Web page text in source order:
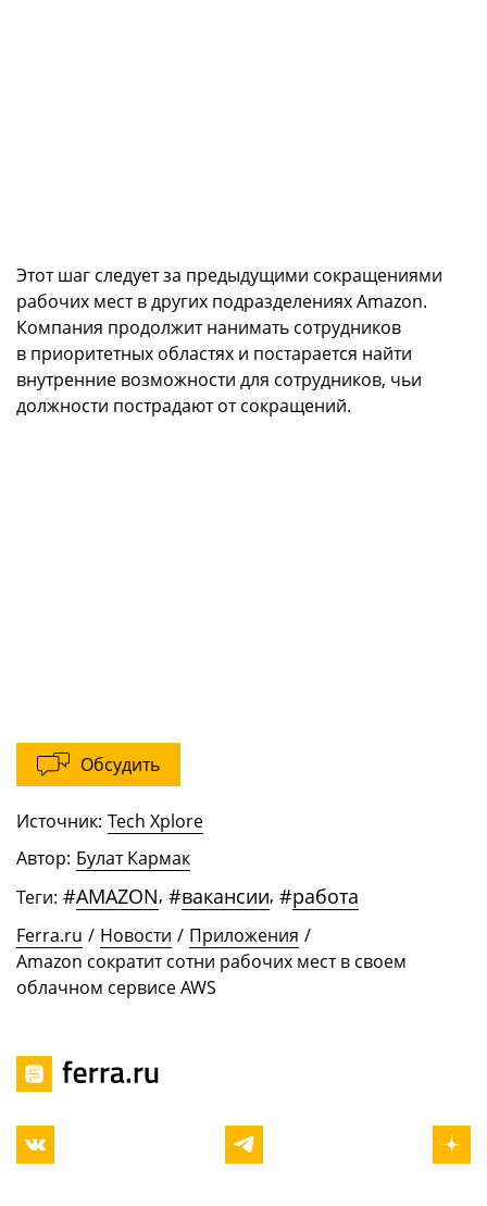
Этот шаг следует за предыдущими сокращениями
рабочих мест в других подразделениях Amazon.
Компания продолжит нанимать сотрудников
в приоритетных областях и постарается найти
внутренние возможности для сотрудников, чьи
должности пострадают от сокращений.
Обсудить
Источник: Tech Xplore
Автор: Булат Кармак
Теги: #AMAZON, #вакансии, #работа
Ferra.ru / Новости / Приложения /
Amazon сократит сотни рабочих мест в своем
облачном сервисе AWS